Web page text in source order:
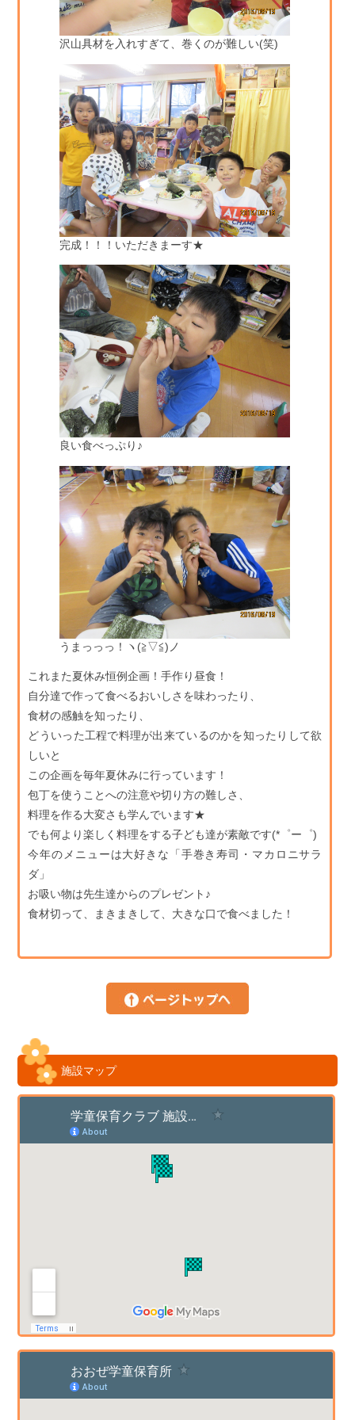
沢山具材を入れすぎて、巻くのが難しい(笑)
完成！！！いただきまーす★
良い食べっぷり♪
うまっっっ！ヽ(≧▽≦)ノ
これまた夏休み恒例企画！手作り昼食！
自分達で作って食べるおいしさを味わったり、
食材の感触を知ったり、
どういった工程で料理が出来ているのかを知ったりして欲
しいと
この企画を毎年夏休みに行っています！
包丁を使うことへの注意や切り方の難しさ、
料理を作る大変さも学んでいます★
でも何より楽しく料理をする子ども達が素敵です(*゜ー゜)
今年のメニューは大好きな「手巻き寿司・マカロニサラ
ダ」
お吸い物は先生達からのプレゼント♪
食材切って、まきまきして、大きな口で食べました！
施設マップ